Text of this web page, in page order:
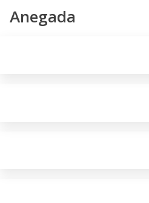
Anegada